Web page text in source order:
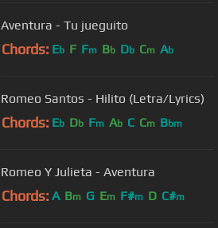
Aventura - Tu jueguito
Chords: Eb F Fm Bb Db Cm Ab
Romeo Santos - Hilito (Letra/Lyrics)
Chords: Eb Db Fm Ab C Cm Bbm
Romeo Y Julieta - Aventura
Chords: A Bm G Em F#m D C#m